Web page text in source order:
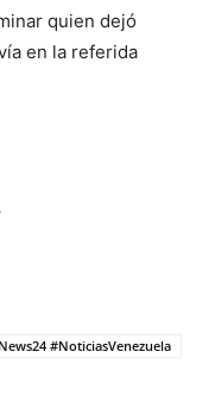
quien dejó
en la referida
#NoticiasVenezuela